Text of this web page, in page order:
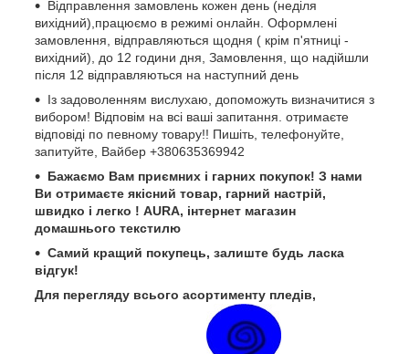
Відправлення замовлень кожен день (неділя
вихідний),працюємо в режимі онлайн. Оформлені
замовлення, відправляються щодня ( крім п'ятниці -
вихідний), до 12 години дня, Замовлення, що надійшли
після 12 відправляються на наступний день
Із задоволенням вислухаю, допоможуть визначитися з
вибором! Відповім на всі ваші запитання. отримаєте
відповіді по певному товару!! Пишіть, телефонуйте,
запитуйте, Вайбер +380635369942
Бажаємо Вам приємних і гарних покупок! З нами
Ви отримаєте якісний товар, гарний настрій,
швидко і легко ! AURA, інтернет магазин
домашнього текстилю
Самий кращий покупець, залиште будь ласка
відгук!
Для перегляду всього асортименту пледів,